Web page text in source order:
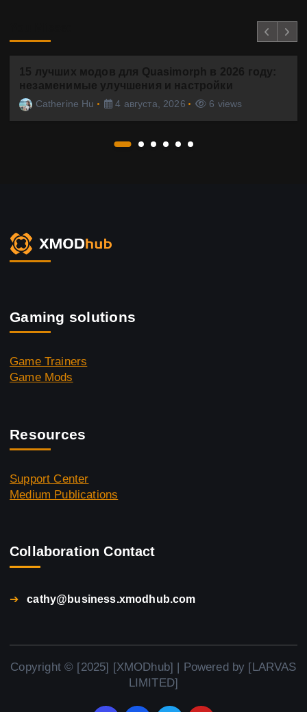
15 лучших модов для Quasimorph в 2026 году:
незаменимые улучшения и настройки
Catherine Hu 4 августа, 2026 6 views
Gaming solutions
Game Trainers
Game Mods
Resources
Support Center
Medium Publications
Collaboration Contact
➔ cathy@business.xmodhub.com
Copyright © [2025] [XMODhub] | Powered by [LARVAS
LIMITED]